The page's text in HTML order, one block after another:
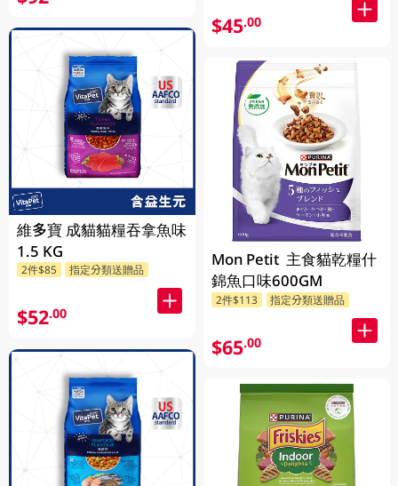
維多寶 成貓貓糧吞拿魚味
1.5 KG
2件$85 指定分類送贈品
$52.00
$45.00
Mon Petit 主食貓乾糧什
錦魚口味600GM
2件$113 指定分類送贈品
$65.00